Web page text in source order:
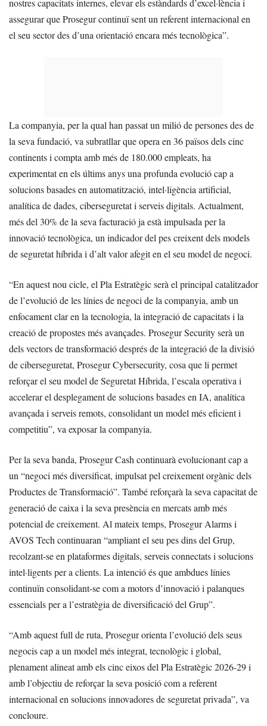
nostres capacitats internes, elevar els estàndards d’excel·lència i
assegurar que Prosegur continuï sent un referent internacional en
el seu sector des d’una orientació encara més tecnològica”.
La companyia, per la qual han passat un milió de persones des de
la seva fundació, va subratllar que opera en 36 països dels cinc
continents i compta amb més de 180.000 empleats, ha
experimentat en els últims anys una profunda evolució cap a
solucions basades en automatització, intel·ligència artificial,
analítica de dades, ciberseguretat i serveis digitals. Actualment,
més del 30% de la seva facturació ja està impulsada per la
innovació tecnològica, un indicador del pes creixent dels models
de seguretat híbrida i d’alt valor afegit en el seu model de negoci.
“En aquest nou cicle, el Pla Estratègic serà el principal catalitzador
de l’evolució de les línies de negoci de la companyia, amb un
enfocament clar en la tecnologia, la integració de capacitats i la
creació de propostes més avançades. Prosegur Security serà un
dels vectors de transformació després de la integració de la divisió
de ciberseguretat, Prosegur Cybersecurity, cosa que li permet
reforçar el seu model de Seguretat Híbrida, l’escala operativa i
accelerar el desplegament de solucions basades en IA, analítica
avançada i serveis remots, consolidant un model més eficient i
competitiu”, va exposar la companyia.
Per la seva banda, Prosegur Cash continuarà evolucionant cap a
un “negoci més diversificat, impulsat pel creixement orgànic dels
Productes de Transformació”. També reforçarà la seva capacitat de
generació de caixa i la seva presència en mercats amb més
potencial de creixement. Al mateix temps, Prosegur Alarms i
AVOS Tech continuaran “ampliant el seu pes dins del Grup,
recolzant-se en plataformes digitals, serveis connectats i solucions
intel·ligents per a clients. La intenció és que ambdues línies
continuïn consolidant-se com a motors d’innovació i palanques
essencials per a l’estratègia de diversificació del Grup”.
“Amb aquest full de ruta, Prosegur orienta l’evolució dels seus
negocis cap a un model més integrat, tecnològic i global,
plenament alineat amb els cinc eixos del Pla Estratègic 2026-29 i
amb l’objectiu de reforçar la seva posició com a referent
internacional en solucions innovadores de seguretat privada”, va
concloure.